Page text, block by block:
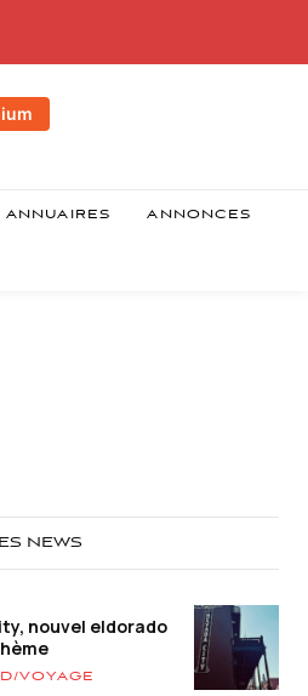
ANNUAIRES ANNONCES
NEWS
nouvel eldorado
VOYAGE